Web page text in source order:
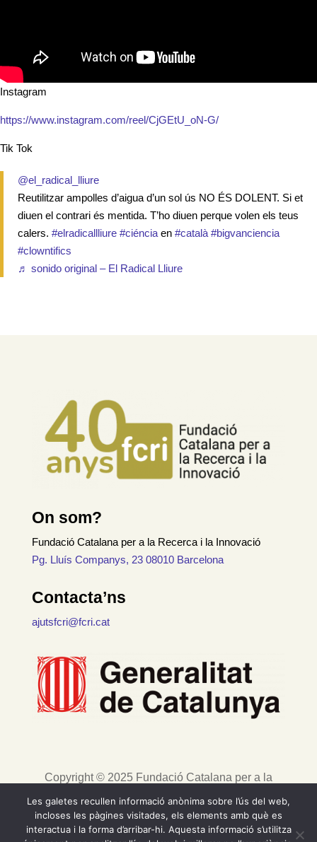
Instagram
https://www.instagram.com/reel/CjGEtU_oN-G/
Tik Tok
@el_radical_lliure
Reutilitzar ampolles d’aigua d’un sol ús NO ÉS DOLENT. Si et
diuen el contrari és mentida. T’ho diuen perque volen els teus
calers. #elradicallliure #ciéncia en #català #bigvanciencia
#clowntifics
♬ sonido original – El Radical Lliure
On som?
Fundació Catalana per a la Recerca i la Innovació
Pg. Lluís Companys, 23 08010 Barcelona
Contacta’ns
ajutsfcri@fcri.cat
Copyright © 2025 Fundació Catalana per a la
Recerca i la Innovació. Tots els drets reservats. |
Avís legal
Les galetes recullen informació anònima sobre l’ús del web,
incloses les pàgines visitades, els elements amb què es
interactua i la forma d’arribar-hi. Aquesta informació s’utilitza